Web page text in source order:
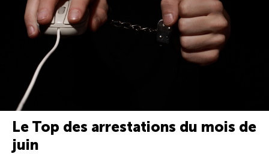
Le Top des arrestations du mois de
juin